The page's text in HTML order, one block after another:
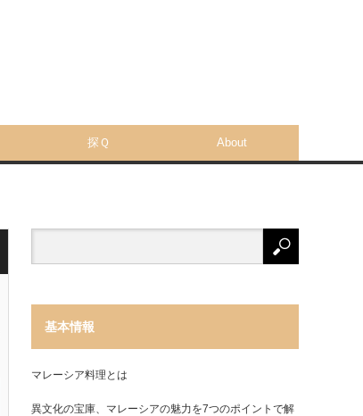
探Ｑ About
基本情報
マレーシア料理とは
異文化の宝庫、マレーシアの魅力を7つのポイントで解